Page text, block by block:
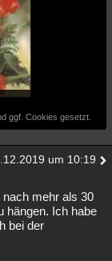
ggf. Cookies gesetzt.
um 10:19
mehr als 30
hängen. Ich habe
bei der